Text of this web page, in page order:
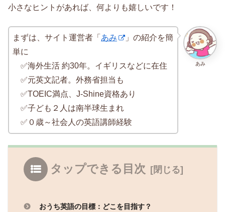
小さなヒントがあれば、何よりも嬉しいです！
あみ
まずは、サイト運営者「 あみ
」の紹介を簡
単に
✅海外生活 約30年。イギリスなどに在住
✅元英文記者。外務省担当も
✅TOEIC満点、J-Shine資格あり
✅子ども２人は南半球生まれ
✅０歳～社会人の英語講師経験
タップできる目次
おうち英語の目標：どこを目指す？